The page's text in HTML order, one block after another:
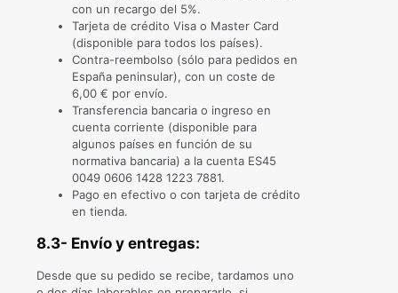
con un recargo del 5%.
Tarjeta de crédito Visa o Master Card
(disponible para todos los países).
Contra-reembolso (sólo para pedidos en
España peninsular), con un coste de
6,00 € por envío.
Transferencia bancaria o ingreso en
cuenta corriente (disponible para
algunos países en función de su
normativa bancaria) a la cuenta ES45
0049 0606 1428 1223 7881.
Pago en efectivo o con tarjeta de crédito
en tienda.
8.3- Envío y entregas:
Desde que su pedido se recibe, tardamos uno